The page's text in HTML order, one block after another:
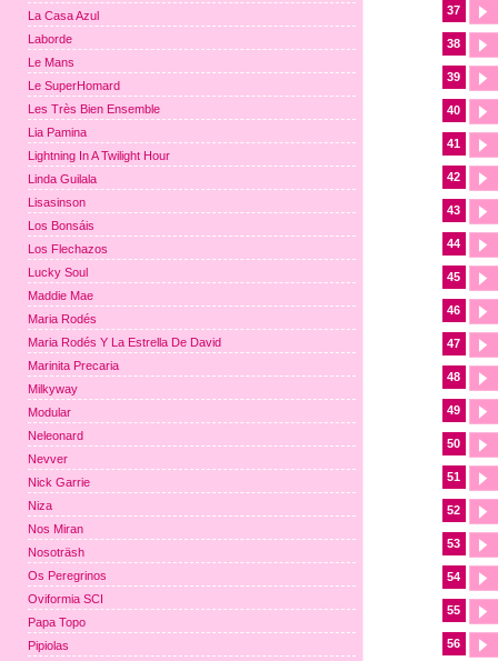
37
38
39
40
41
42
43
44
45
46
47
48
49
50
51
52
53
54
55
56
La Casa Azul
Laborde
Le Mans
Le SuperHomard
Les Très Bien Ensemble
Lia Pamina
Lightning In A Twilight Hour
Linda Guilala
Lisasinson
Los Bonsáis
Los Flechazos
Lucky Soul
Maddie Mae
Maria Rodés
Maria Rodés Y La Estrella De David
Marinita Precaria
Milkyway
Modular
Neleonard
Nevver
Nick Garrie
Niza
Nos Miran
Nosoträsh
Os Peregrinos
Oviformia SCI
Papa Topo
Pipiolas